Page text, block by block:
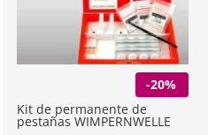
-20%
Kit de permanente de
pestañas WIMPERNWELLE